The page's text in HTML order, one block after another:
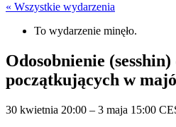
« Wszystkie wydarzenia
To wydarzenie minęło.
Odosobnienie
początkujących w
30 kwietnia 20:00 – 3 maja 15:00